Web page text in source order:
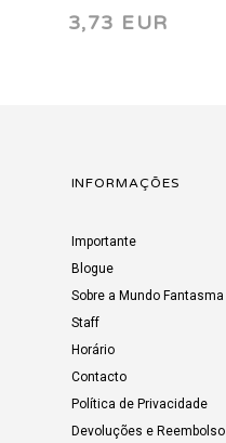
3,73 EUR
INFORMAÇÕES
Importante
Blogue
Sobre a Mundo Fantasma
Staff
Horário
Contacto
Política de Privacidade
Devoluções e Reembolso